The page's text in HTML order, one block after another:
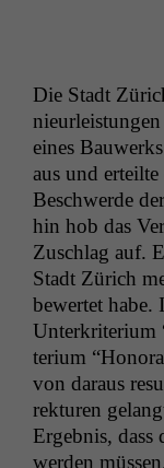
Die Stadt
eines
aus und erteilte
Beschw­erde
hin hob das
Zuschlag auf.
Stadt Zürich
bew­ertet habe.
Unterkri­teri­um
teri­um
von daraus
rek­turen
Ergeb­nis, dass
wer­den